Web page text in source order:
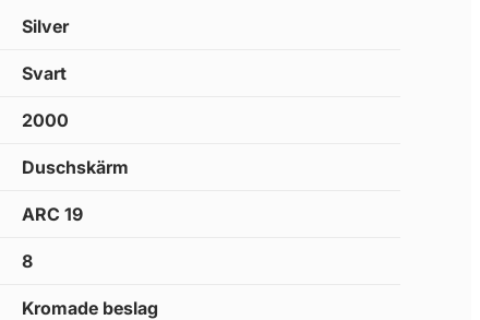
Silver
Svart
2000
Duschskärm
ARC 19
8
Kromade beslag